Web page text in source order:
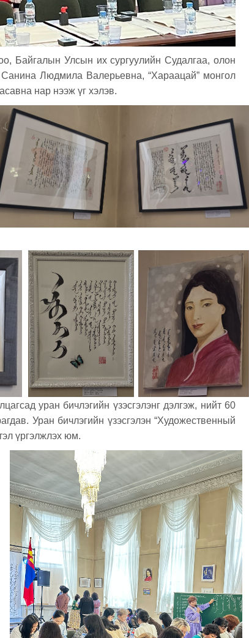
Байгалын Улсын их сургуулийн Судалгаа, олон
Людмила Валерьевна, “Хараацай” монгол
нар нээж үг хэлэв.
уран бичлэгийн үзэсгэлэнг дэлгэж, нийт 60
Уран бичлэгийн үзэсгэлэн “Художественный
үргэлжлэх юм.